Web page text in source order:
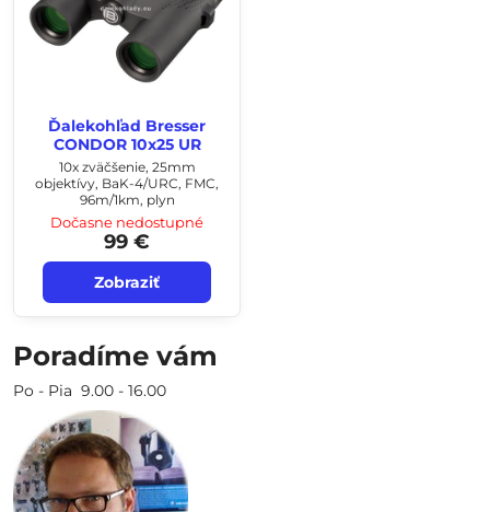
Ďalekohľad Bresser
CONDOR 10x25 UR
10x zväčšenie, 25mm
objektívy, BaK-4/URC, FMC,
96m/1km, plyn
Dočasne nedostupné
99 €
Zobraziť
Poradíme vám
Po - Pia 9.00 - 16.00